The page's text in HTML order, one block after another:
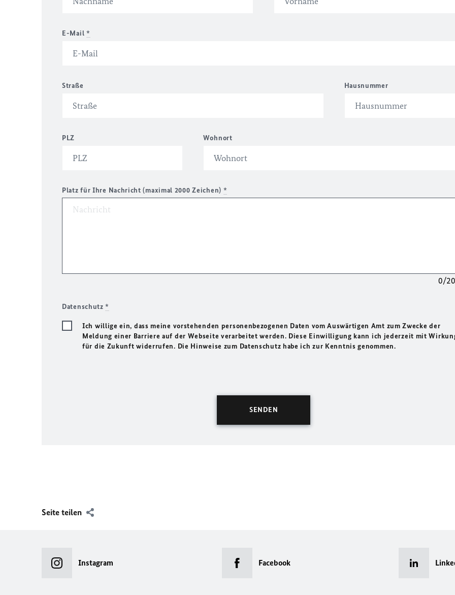
E-Mail *
Straße Hausnummer
PLZ Wohnort
Platz für Ihre Nachricht (maximal 2000 Zeichen) *
0/
Datenschutz*
Ich willige ein, dass meine vorstehenden personenbezogenen Daten vom Auswärtigen Amt zum Zwecke der
Meldung einer Barriere auf der Webseite verarbeitet werden. Diese Einwilligung kann ich jederzeit mit
für die Zukunft widerrufen. Die Hinweise zum Datenschutz habe ich zur Kenntnis genommen.
Seite teilen
Instagram Facebook